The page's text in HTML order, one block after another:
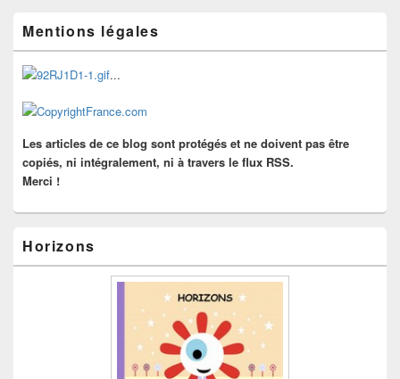
principale
de
widget
pour
barre
Mentions légales
...
Les articles de ce blog sont protégés et ne doivent pas être
copiés, ni intégralement, ni à travers le flux RSS.
Merci !
Horizons